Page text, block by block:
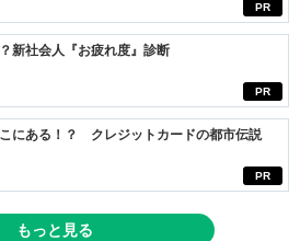
PR
PR
新社会人『お疲れ度』診断
PR
にある！？ クレジットカードの都市伝説
もっと見る